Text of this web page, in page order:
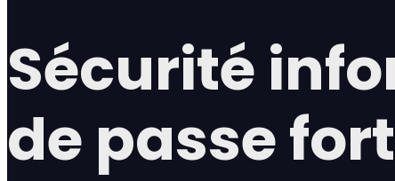
Sécurité
de passe fort